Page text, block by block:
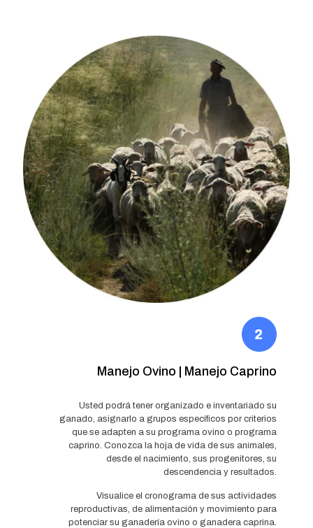
Manejo Ovino | Manejo Caprino
Usted podrá tener organizado e inventariado su
ganado, asignarlo a grupos específicos por criterios
que se adapten a su programa ovino o programa
caprino. Conozca la hoja de vida de sus animales,
desde el nacimiento, sus progenitores, su
descendencia y resultados.
Visualice el cronograma de sus actividades
reproductivas, de alimentación y movimiento para
potenciar su ganadería ovino o ganadera caprina.